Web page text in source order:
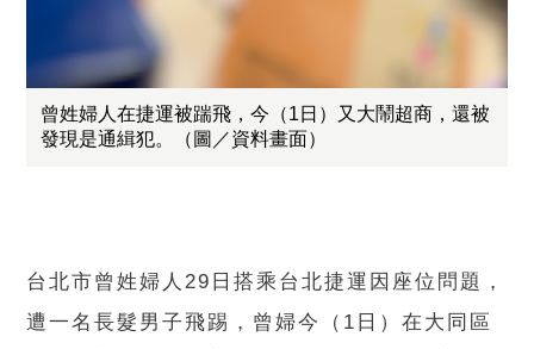
曾姓婦人在捷運被踹飛，今（1日）又大鬧超商，還被
發現是通緝犯。（圖／資料畫面）
台北市曾姓婦人29日搭乘台北捷運因座位問題，
遭一名長髮男子飛踢，曾婦今（1日）在大同區